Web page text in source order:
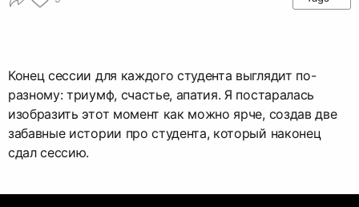
Конец сессии для каждого студента выглядит по-
разному: триумф, счастье, апатия. Я постаралась
изобразить этот момент как можно ярче, создав две
забавные истории про студента, который наконец
сдал сессию.